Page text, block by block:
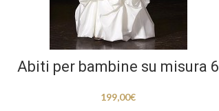
Abiti per bambine su misura 6
199,00€